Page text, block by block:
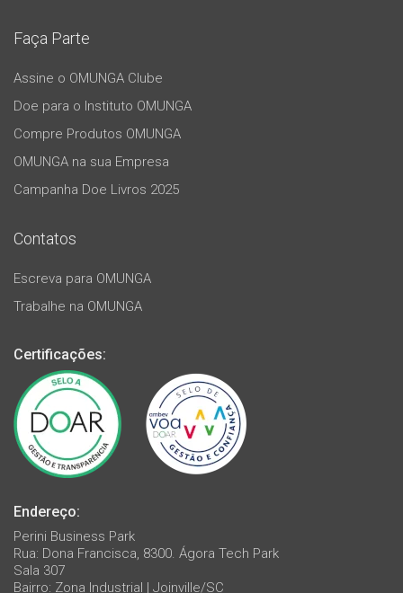
Faça Parte
Assine o OMUNGA Clube
Doe para o Instituto OMUNGA
Compre Produtos OMUNGA
OMUNGA na sua Empresa
Campanha Doe Livros 2025
Contatos
Escreva para OMUNGA
Trabalhe na OMUNGA
Certificações:
Endereço:
Perini Business Park
Rua: Dona Francisca, 8300. Ágora Tech Park
Sala 307
Bairro: Zona Industrial | Joinville/SC